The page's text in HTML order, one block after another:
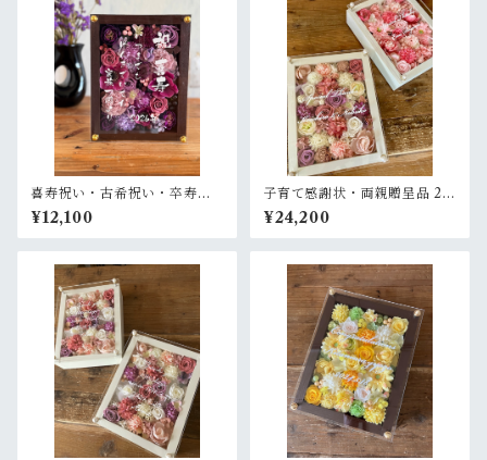
喜寿祝い・古希祝い・卒寿祝
い・長寿祝い・結婚記念日祝
い【名入れ】プリザーブドフ
ラワーアレンジ ウッドフレー
¥12,100
子育て感謝状・両親贈呈品 2個
セット【名入れ】プリザーブ
ドフラワーアレンジ ウッドフ
レーム 白木枠〈ピンク＆ピン
¥24,200